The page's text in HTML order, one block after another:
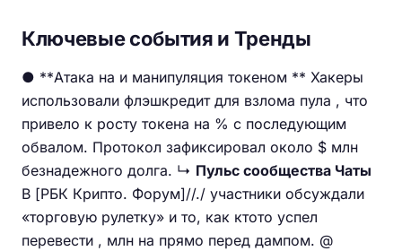
Ключевые события и Тренды
● **Атака на и манипуляция токеном ** Хакеры
использовали флэшкредит для взлома пула , что
привело к росту токена на % с последующим
обвалом. Протокол зафиксировал около $ млн
безнадежного долга. ↳ Пульс сообщества Чаты
В [РБК Крипто. Форум]//./ участники обсуждали
«торговую рулетку» и то, как ктото успел
перевести , млн на прямо перед дампом. @